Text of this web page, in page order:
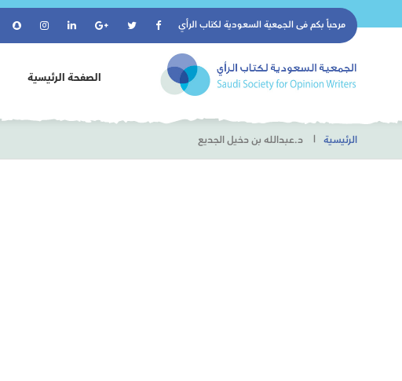
مرحباً بكم فىالجمعية السعودية لكتاب الرأي
الصفحة الرئيسية
الرئيسية د.عبدالله بن دخيل الجديع